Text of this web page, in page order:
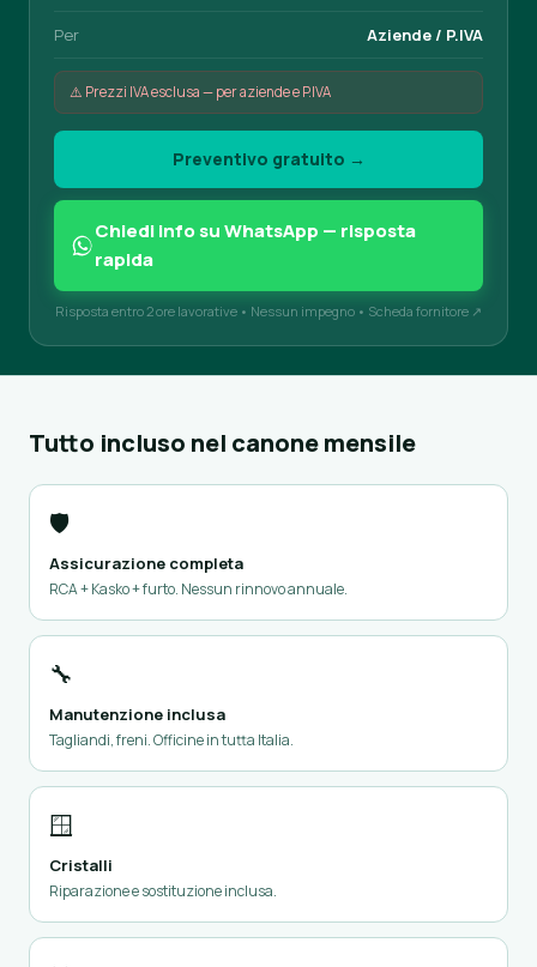
Per Aziende / P.IVA
⚠️ Prezzi IVA esclusa — per aziende e P.IVA
Preventivo gratuito →
Chiedi info su WhatsApp — risposta
rapida
Risposta entro 2 ore lavorative • Nessun impegno • Scheda fornitore ↗
Tutto incluso nel canone mensile
🛡️
Assicurazione completa
RCA + Kasko + furto. Nessun rinnovo annuale.
🔧
Manutenzione inclusa
Tagliandi, freni. Officine in tutta Italia.
🪟
Cristalli
Riparazione e sostituzione inclusa.